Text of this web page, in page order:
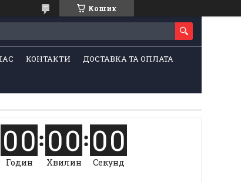
Кошик
КОНТАКТИ ДОСТАВКА ТА ОПЛАТА
00
Годин
00
Хвилин
00
Секунд